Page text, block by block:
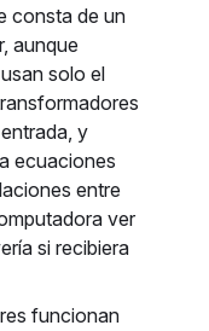
consta de un
aunque
solo el
y
ecuaciones
entre
ver
si recibiera
funcionan